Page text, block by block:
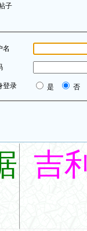
子
名
登录 是 否
吉